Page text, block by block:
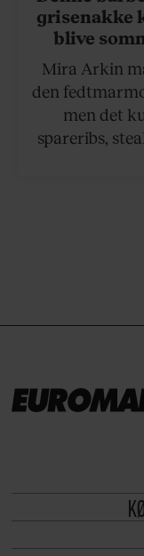
grisenakke
blive
Mira Arkin
den
men det
spareribs,